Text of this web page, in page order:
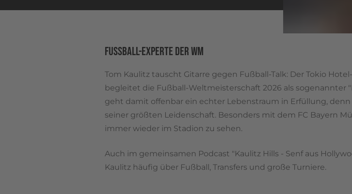
FUSSBALL-EXPERTE DER WM
Tom Kaulitz tauscht Gitarre gegen Fußball-Talk: Der Tokio
begleitet die Fußball-Weltmeisterschaft 2026 als sogenannter
geht damit offenbar ein echter Lebenstraum in Erfüllung,
seiner größten Leidenschaft. Besonders mit dem FC Bayern
immer wieder im Stadion zu sehen.
Auch im gemeinsamen Podcast "Kaulitz Hills - Senf aus
Kaulitz häufig über Fußball, Transfers und große Turniere.